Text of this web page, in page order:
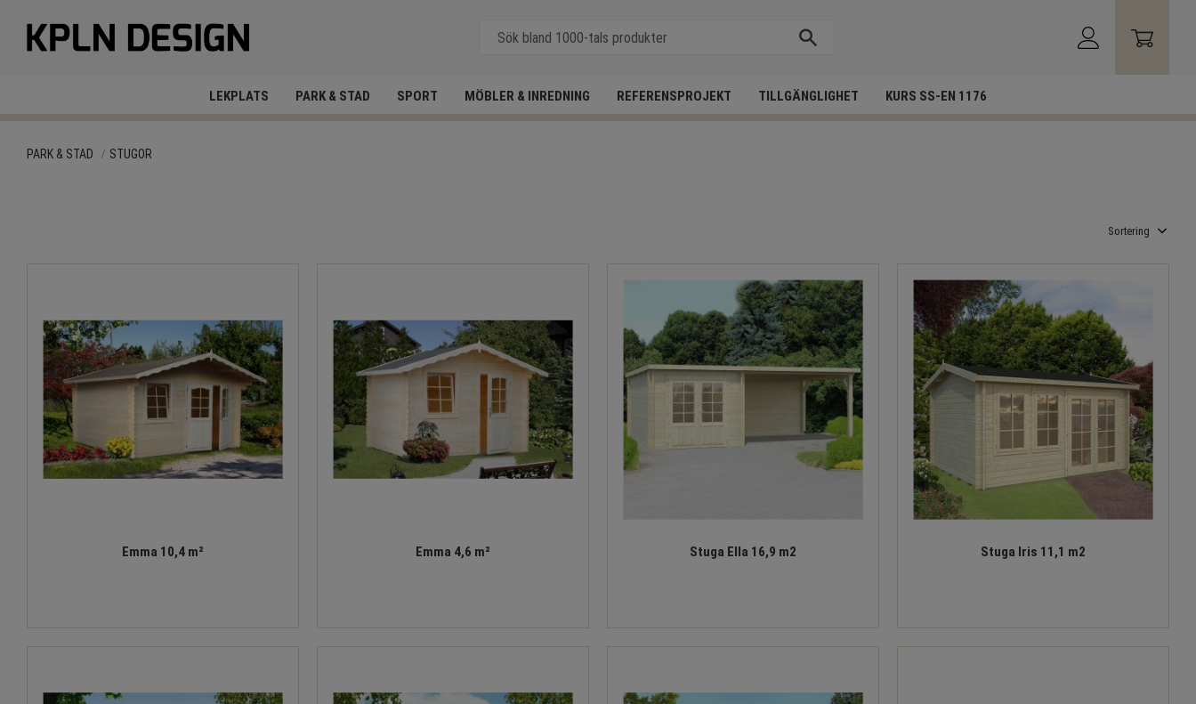
LEKPLATS PARK & STAD SPORT MÖBLER & INREDNING REFERENSPROJEKT TILLGÄNGLIGHET KURS SS-EN 1176
PARK & STAD STUGOR
Emma 10,4 m² Emma 4,6 m² Stuga Ella 16,9 m2 Stuga Iris 11,1 m2